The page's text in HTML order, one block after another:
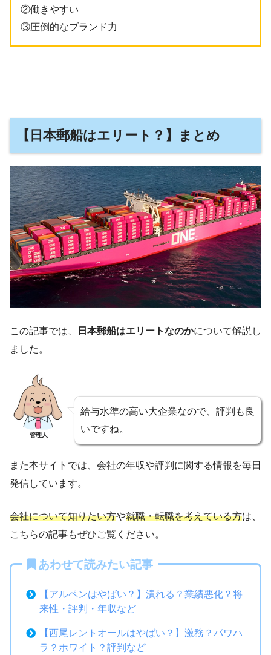
②働きやすい
③圧倒的なブランド力
【日本郵船はエリート？】まとめ
この記事では、 日本郵船はエリートなのかについて解説し
ました。
管理人
給与水準の高い大企業なので、評判も良
いですね。
また本サイトでは、会社の年収や評判に関する情報を毎日
発信しています。
会社について知りたい方や就職・転職を考えている方は、
こちらの記事もぜひご覧ください。
あわせて読みたい記事
【アルペンはやばい？】潰れる？業績悪化？将
来性・評判・年収など
【西尾レントオールはやばい？】激務？パワハ
ラ？ホワイト？評判など